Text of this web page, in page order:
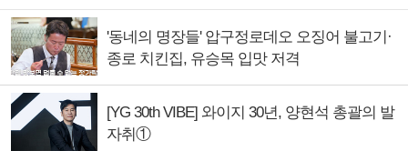
'동네의 명장들' 압구정로데오 오징어 불고기·
종로 치킨집, 유승목 입맛 저격
[YG 30th VIBE] 와이지 30년, 양현석 총괄의 발
자취①